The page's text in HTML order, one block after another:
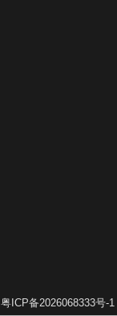
粤ICP备2026068333号-1